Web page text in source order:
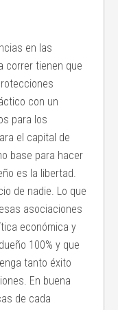
en las
correr tienen que
con un
para los
el capital de
base para hacer
es la libertad.
de nadie. Lo que
asociaciones
económica y
100% y que
tanto éxito
En buena
de cada